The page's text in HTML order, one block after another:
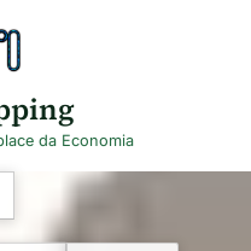
da Economia